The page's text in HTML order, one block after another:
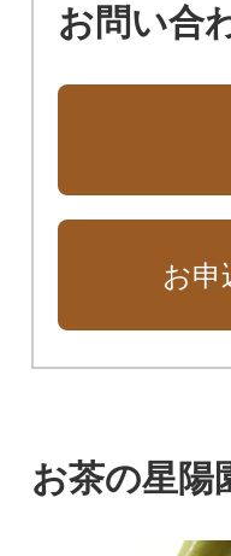
お問い合
お申
お茶の星陽